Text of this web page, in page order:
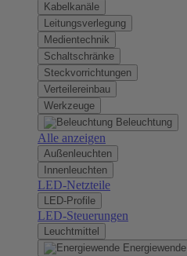
Kabelkanäle
Leitungsverlegung
Medientechnik
Schaltschränke
Steckvorrichtungen
Verteilereinbau
Werkzeuge
Beleuchtung
Alle anzeigen
Außenleuchten
Innenleuchten
LED-Netzteile
LED-Profile
LED-Steuerungen
Leuchtmittel
Energiewende